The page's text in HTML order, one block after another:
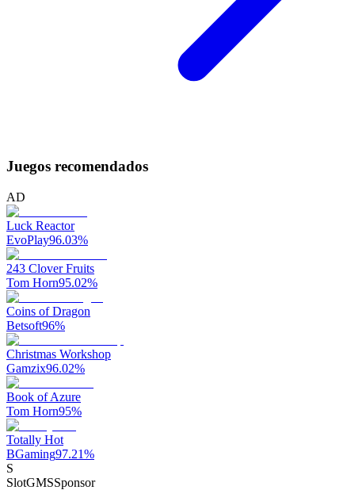
Juegos recomendados
AD
Luck Reactor
EvoPlay96.03%
243 Clover Fruits
Tom Horn95.02%
Coins of Dragon
Betsoft96%
Christmas Workshop
Gamzix96.02%
Book of Azure
Tom Horn95%
Totally Hot
BGaming97.21%
S
SlotGMSSponsor